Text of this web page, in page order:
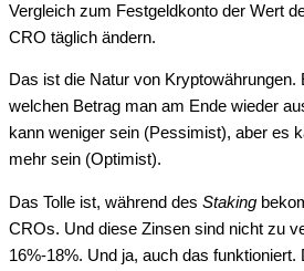
Vergleich zum Festgeldkonto der Wert
CRO täglich ändern.
Das ist die Natur von Kryptowährungen.
welchen Betrag man am Ende wieder
kann weniger sein (Pessimist), aber es
mehr sein (Optimist).
Das Tolle ist, während des Staking
CROs. Und diese Zinsen sind nicht zu
16%-18%. Und ja, auch das funktioniert.